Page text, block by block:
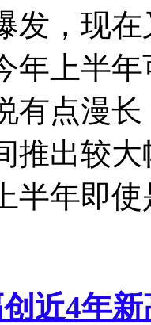
发，现
年上半
有点漫
推出较
半年即
近4年新